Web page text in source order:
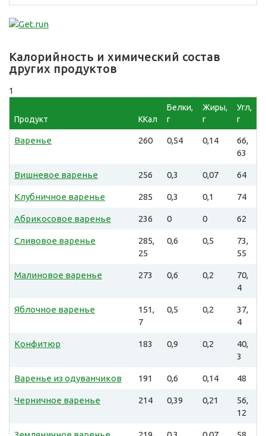
Калорийность и химический состав
других продуктов
1
Продукт ККал
Белки,
г
Жиры,
г
Угл,
г
Варенье 260 0,54 0,14
66,
63
Вишневое варенье 256 0,3 0,07 64
Клубничное варенье 285 0,3 0,1 74
Абрикосовое варенье 236 0 0 62
Сливовое варенье
285,
25
0,6 0,5
73,
55
Малиновое варенье 273 0,6 0,2
70,
4
Яблочное варенье
151,
7
0,5 0,2
37,
4
Конфитюр 183 0,9 0,2
40,
3
Варенье из одуванчиков 191 0,6 0,14 48
Черничное варенье 214 0,39 0,21
56,
12